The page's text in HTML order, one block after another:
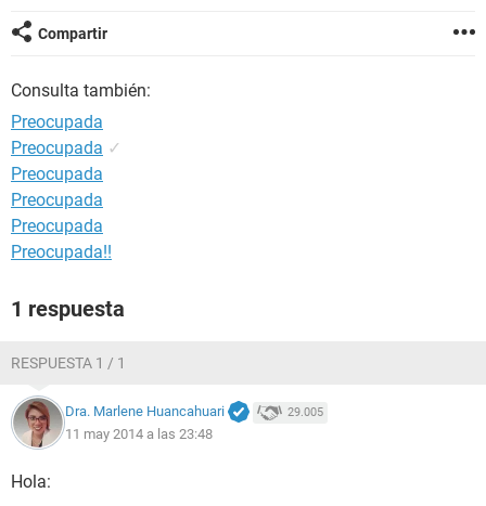
Compartir
Consulta también:
Preocupada
Preocupada ✓
Preocupada
Preocupada
Preocupada
Preocupada!!
1 respuesta
RESPUESTA 1 / 1
Dra. Marlene Huancahuari 29.005
11 may 2014 a las 23:48
Hola: